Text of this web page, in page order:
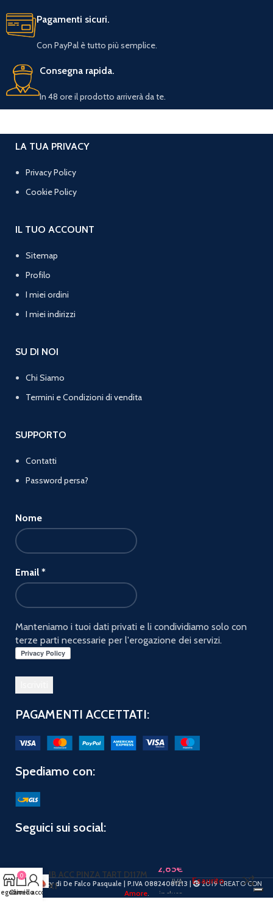
Pagamenti sicuri.
Con PayPal è tutto più semplice.
Consegna rapida.
In 48 ore il prodotto arriverà da te.
LA TUA PRIVACY
Privacy Policy
Cookie Policy
IL TUO ACCOUNT
Sitemap
Profilo
I miei ordini
I miei indirizzi
SU DI NOI
Chi Siamo
Termini e Condizioni di vendita
SUPPORTO
Contatti
Password persa?
Nome
Email *
Manteniamo i tuoi dati privati e li condividiamo solo con
terze parti necessarie per l'erogazione dei servizi.
PAGAMENTI ACCETTATI:
Spediamo con:
Seguici sui social:
PuntoBeauty di De Falco Pasquale | P.IVA 08824081213 | 2019 CREATO CON
Amore.
IB ACC PINZA TART D117M
X1
2,85€
IVA
inclusa
Esaurito
0
Carrello
Il mio account